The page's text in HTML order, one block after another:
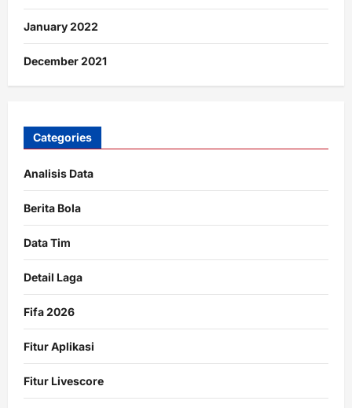
January 2022
December 2021
Categories
Analisis Data
Berita Bola
Data Tim
Detail Laga
Fifa 2026
Fitur Aplikasi
Fitur Livescore